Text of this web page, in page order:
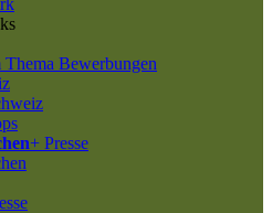
Bewerbungen
+ Presse